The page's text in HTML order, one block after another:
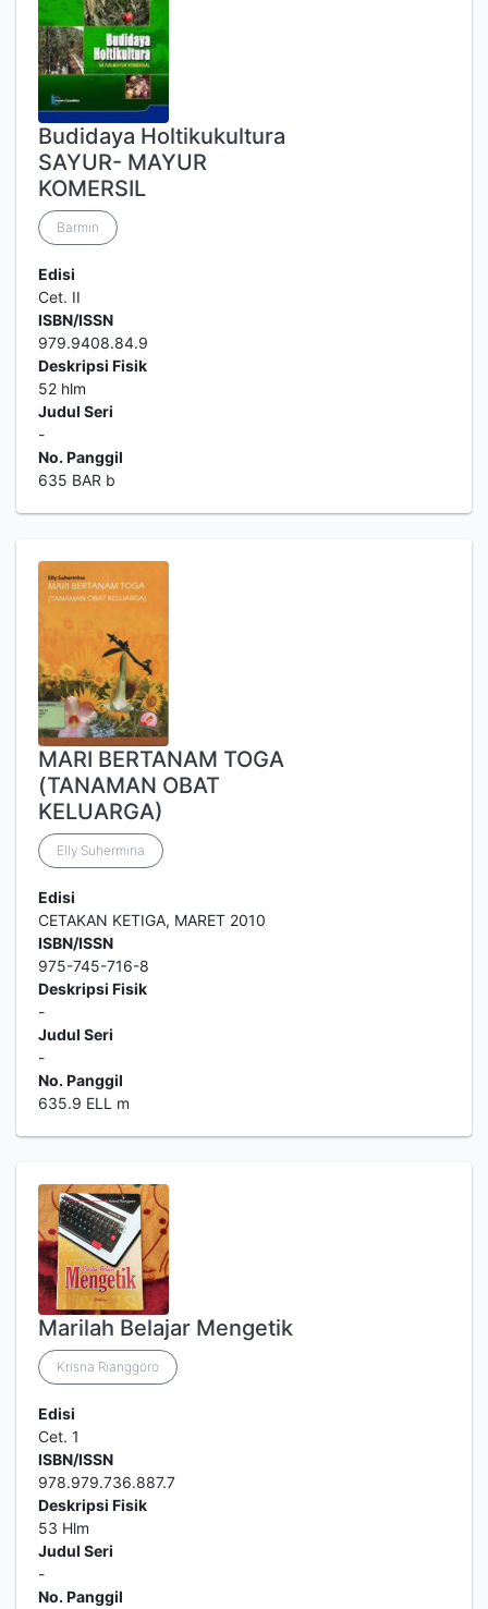
Budidaya Holtikukultura
SAYUR- MAYUR
KOMERSIL
Barmin
Edisi
Cet. II
ISBN/ISSN
979.9408.84.9
Deskripsi Fisik
52 hlm
Judul Seri
-
No. Panggil
635 BAR b
MARI BERTANAM TOGA
(TANAMAN OBAT
KELUARGA)
Elly Suhermina
Edisi
CETAKAN KETIGA, MARET 2010
ISBN/ISSN
975-745-716-8
Deskripsi Fisik
-
Judul Seri
-
No. Panggil
635.9 ELL m
Marilah Belajar Mengetik
Krisna Rianggoro
Edisi
Cet. 1
ISBN/ISSN
978.979.736.887.7
Deskripsi Fisik
53 Hlm
Judul Seri
-
No. Panggil